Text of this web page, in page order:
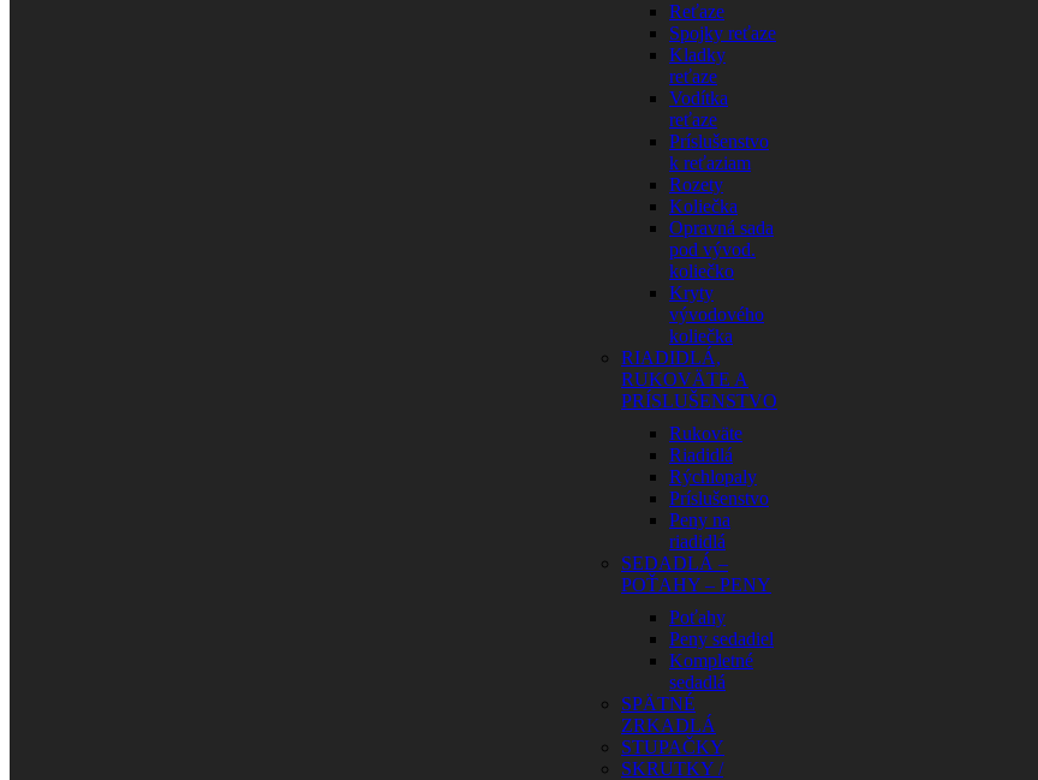
Reťaze
Spojky reťaze
Kladky
reťaze
Vodítka
reťaze
Príslušenstvo
k reťaziam
Rozety
Koliečka
Opravná sada
pod vývod.
koliečko
Kryty
vývodového
koliečka
RIADIDLÁ,
RUKOVÄTE A
PRÍSLUŠENSTVO
Rukoväte
Riadidlá
Rýchlopaly
Príslušenstvo
Peny na
riadidlá
SEDADLÁ –
POŤAHY – PENY
Poťahy
Peny sedadiel
Kompletné
sedadlá
SPÄTNÉ
ZRKADLÁ
STUPAČKY
SKRUTKY /